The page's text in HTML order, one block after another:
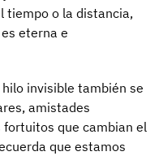
tiempo o la distancia,
eterna e
invisible también se
amistades
que cambian el
que estamos